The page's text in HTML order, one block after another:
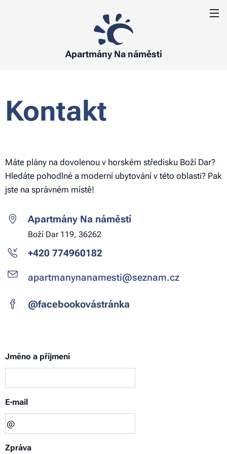
Apartmány Na náměstí
Kontakt
Máte plány na dovolenou v horském středisku Boží Dar?
Hledáte pohodlné a moderní ubytování v této oblasti? Pak
jste na správném místě!
Apartmány Na náměstí
Boží Dar 119, 36262
+420 774960182
apartmanynanamesti@seznam.cz
@facebookovástránka
Jméno a příjmení
E-mail
Zpráva